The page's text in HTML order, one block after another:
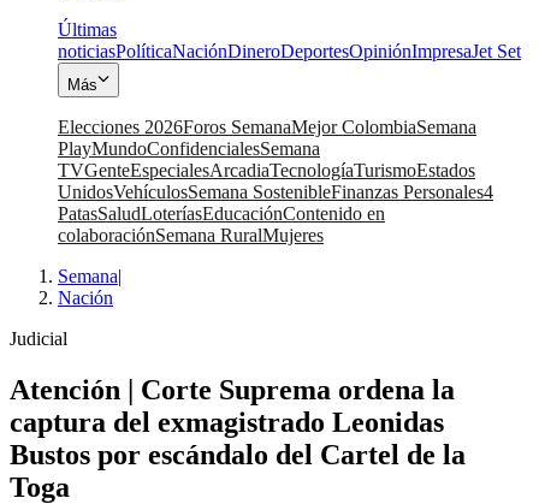
Últimas
noticiasPolíticaNaciónDineroDeportesOpiniónImpresaJet Set
Más
Elecciones 2026Foros SemanaMejor ColombiaSemana
PlayMundoConfidencialesSemana
TVGenteEspecialesArcadiaTecnologíaTurismoEstados
UnidosVehículosSemana SostenibleFinanzas Personales4
PatasSaludLoteríasEducaciónContenido en
colaboraciónSemana RuralMujeres
Semana|
Nación
Judicial
Atención | Corte Suprema ordena la
captura del exmagistrado Leonidas
Bustos por escándalo del Cartel de la
Toga